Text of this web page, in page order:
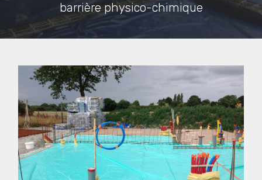
barrière physico-chimique